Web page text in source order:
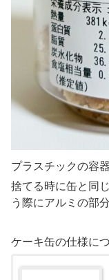
プラスチックの容
捨てる時に缶と同
う際にアルミの部
ケーキ缶の仕様に